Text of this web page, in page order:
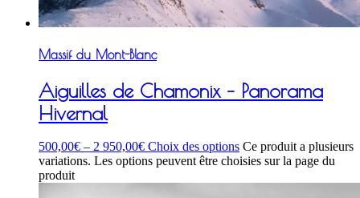
Massif du Mont-Blanc
Aiguilles de Chamonix – Panorama
Hivernal
500,00€ – 2 950,00€ Choix des options Ce produit a plusieurs
variations. Les options peuvent être choisies sur la page du
produit